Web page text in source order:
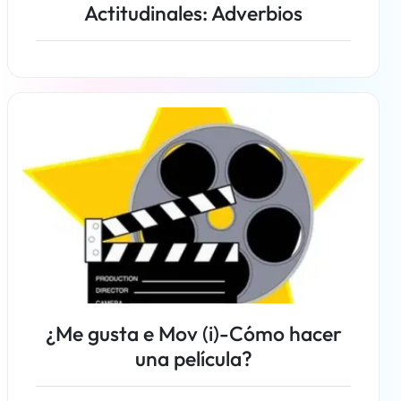
Actitudinales: Adverbios
Más información
¿Me gusta e Mov (i)-Cómo hacer
una película?